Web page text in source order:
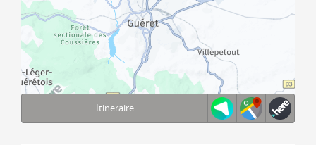
© 1987–2026 HERE, IGN
Itineraire